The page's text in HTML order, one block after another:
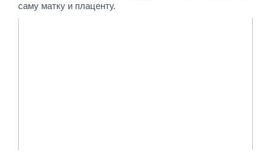
саму матку и плаценту.